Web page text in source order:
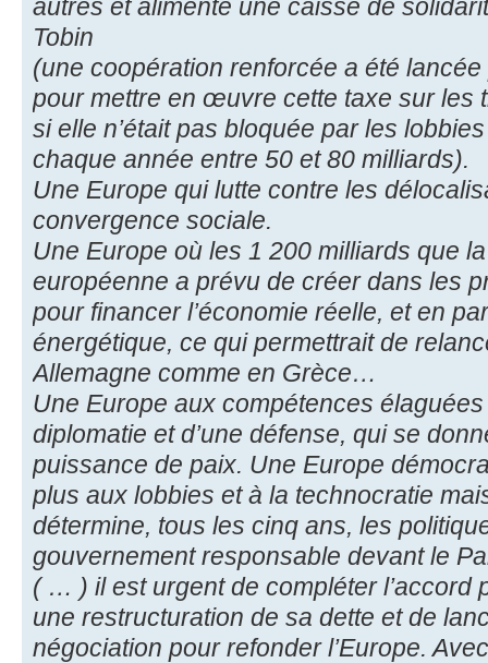
autres et alimente une caisse de
Tobin
(une coopération renforcée a été
pour mettre en œuvre cette taxe sur les
si elle n’était pas bloquée par les
chaque année entre 50 et 80 milliards).
Une Europe qui lutte contre les
convergence sociale.
Une Europe où les 1 200 milliards que
européenne a prévu de créer dans les
pour financer l’économie réelle, et en
énergétique, ce qui permettrait de
Allemagne comme en Grèce…
Une Europe aux compétences élaguées
diplomatie et d’une défense, qui se
puissance de paix. Une Europe
plus aux lobbies et à la technocratie
détermine, tous les cinq ans, les
gouvernement responsable devant le
( … ) il est urgent de compléter l’accord
une restructuration de sa dette et de
négociation pour refonder l’Europe.